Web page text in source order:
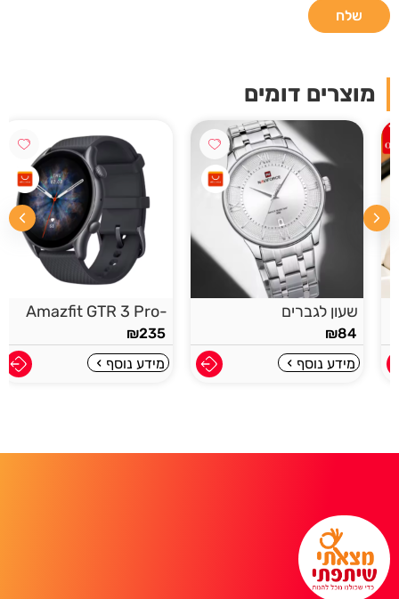
מוצרים דומים
שעון לגברים
₪84
מידע נוסף
₪235
מידע נוסף